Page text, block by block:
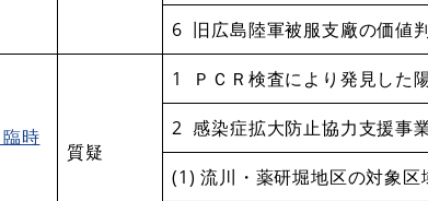
6 旧広島陸軍被服支廠の価値
時
質疑
1 ＰＣＲ検査により発見した
2 感染症拡大防止協力支援事
(1) 流川・薬研堀地区の対象区